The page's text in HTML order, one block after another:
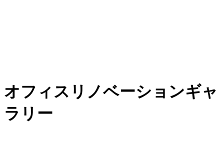
オフィスリノベーションギャ
ラリー